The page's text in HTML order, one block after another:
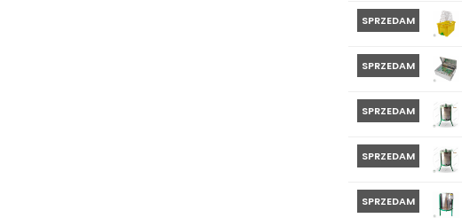
SPRZEDAM
SPRZEDAM
SPRZEDAM
SPRZEDAM
SPRZEDAM